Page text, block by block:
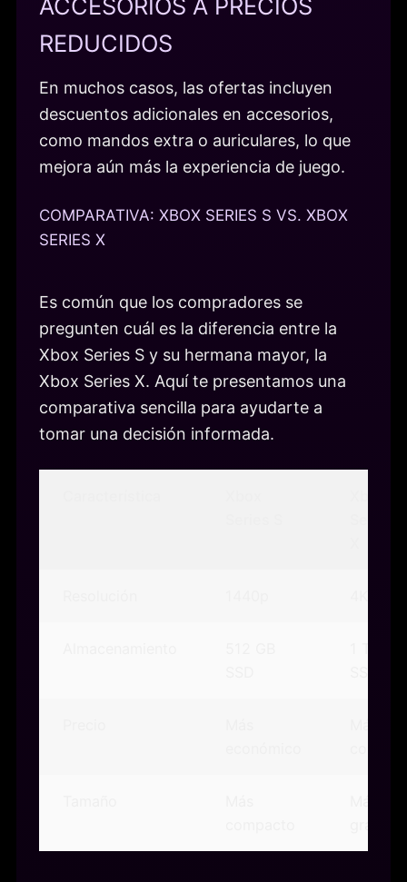
ACCESORIOS A PRECIOS
REDUCIDOS
En muchos casos, las ofertas incluyen
descuentos adicionales en accesorios,
como mandos extra o auriculares, lo que
mejora aún más la experiencia de juego.
COMPARATIVA: XBOX SERIES S VS. XBOX
SERIES X
Es común que los compradores se
pregunten cuál es la diferencia entre la
Xbox Series S y su hermana mayor, la
Xbox Series X. Aquí te presentamos una
comparativa sencilla para ayudarte a
tomar una decisión informada.